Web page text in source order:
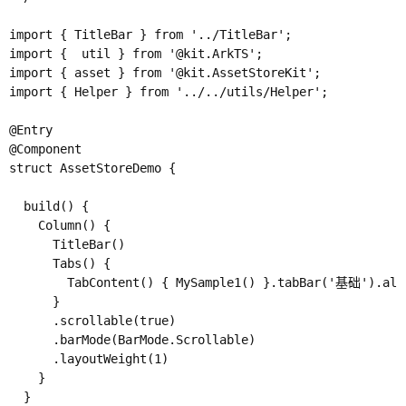
import { TitleBar } from '../TitleBar';
import {  util } from '@kit.ArkTS';
import { asset } from '@kit.AssetStoreKit';
import { Helper } from '../../utils/Helper';
@Entry
@Component
struct AssetStoreDemo {
  build() {
    Column() {
      TitleBar()
      Tabs() {
TabContent() { MySample1() }.tabBar('基础
      }
      .scrollable(true)
      .barMode(BarMode.Scrollable)
      .layoutWeight(1)
    }
  }